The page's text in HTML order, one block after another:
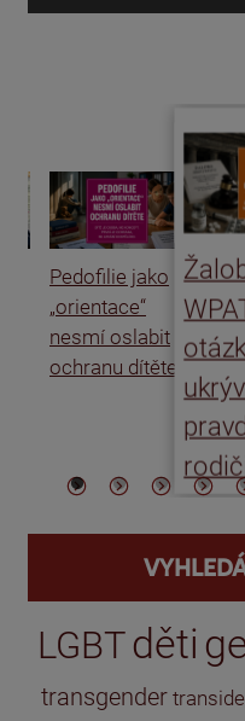
Pedofilie jako
„orientace“
nesmí oslabit
ochranu dítěte
LGBT děti
transgender